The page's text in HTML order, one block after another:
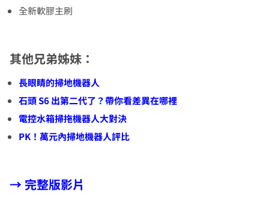
全新軟膠主刷
其他兄弟姊妹：
長眼睛的掃地機器人
石頭 S6 出第二代了？帶你看差異在哪裡
電控水箱掃拖機器人大對決
PK！萬元內掃地機器人評比
→ 完整版影片